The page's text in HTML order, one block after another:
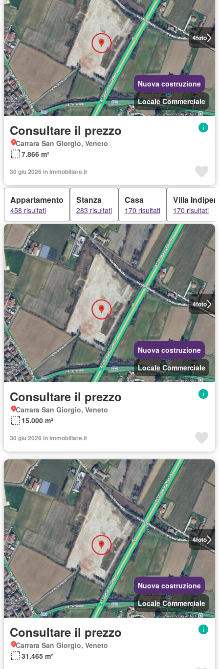
4foto
Nuova costruzione
Locale Commerciale
Consultare il prezzo
Carrara San Giorgio, Veneto
7.866 m²
30 giu 2026 in Immobiliare.it
Appartamento
458 risultati
Stanza
283 risultati
Casa
170 risultati
Villa
170 risultati
4foto
Nuova costruzione
Locale Commerciale
Consultare il prezzo
Carrara San Giorgio, Veneto
15.000 m²
30 giu 2026 in Immobiliare.it
4foto
Nuova costruzione
Locale Commerciale
Consultare il prezzo
Carrara San Giorgio, Veneto
31.465 m²